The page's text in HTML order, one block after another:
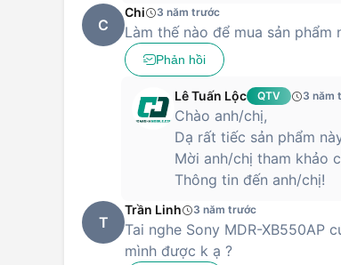
C
Chi 3 năm trước
Làm thế nào để mua sản phẩm
Phản hồi
Lê Tuấn Lộc QTV 3 năm
Chào anh/chị,
Dạ rất tiếc sản phẩm
Mời anh/chị tham khảo
Thông tin đến anh/chị!
T
Trần Linh 3 năm trước
Tai nghe Sony MDR-
mình được k ạ ?